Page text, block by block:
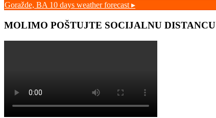
Goražde, BA10 days weather forecast ▸
MOLIMO POŠTUJTE SOCIJALNU DISTANCU